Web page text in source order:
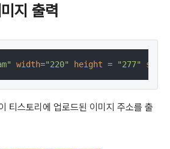
지 출력
width="220" height = "277" src
티스토리에 업로드된 이미지 주소를 출